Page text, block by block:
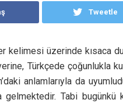
Tweetle
kelimesi üzerinde kısaca
Türkçede çoğunlukla
anlamlarıyla da
gelmektedir. Tabi bugünkü